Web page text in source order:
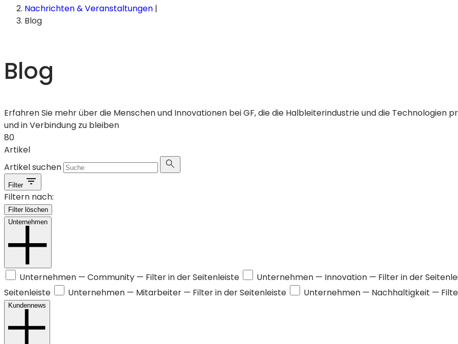
Nachrichten & Veranstaltungen |
Blog
Blog
Erfahren Sie mehr über die Menschen und Innovationen bei GF, die die Halbleiterindustrie und die Technologien
und in Verbindung zu bleiben
80
Artikel
Artikel suchen
Filter
Filtern nach:
Filter löschen
Unternehmen
Unternehmen — Community — Filter in der Seitenleiste Unternehmen — Innovation — Filter in der
Seitenleiste
Unternehmen — Mitarbeiter — Filter in der Seitenleiste Unternehmen — Nachhaltigkeit —
Kundennews